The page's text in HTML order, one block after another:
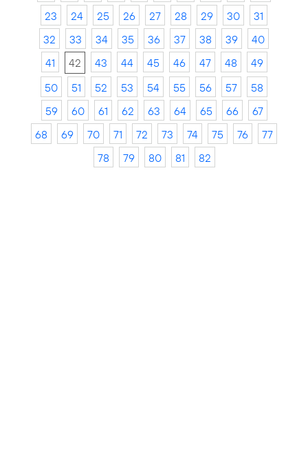
23
24 25 26 27 28 29 30
31
32
33 34 35 36 37 38 39
40
41
42 43 44 45 46 47 48
49
50
51 52 53 54 55 56 57
58
59
60 61 62 63 64 65 66
67
68
69 70 71 72 73 74 75 76
77
78
79 80 81 82